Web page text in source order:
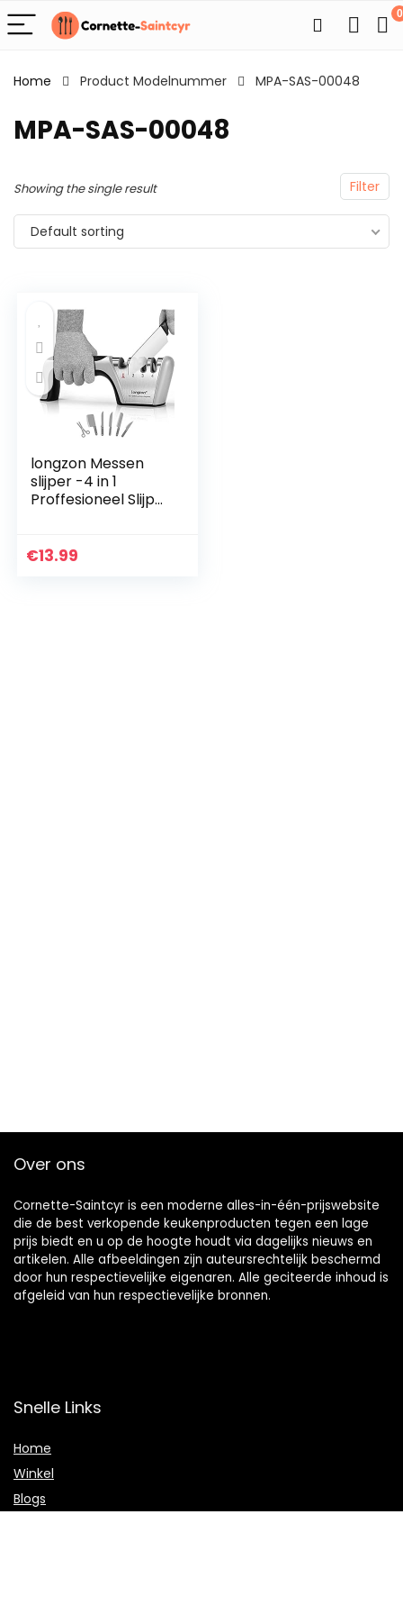
0
Home Product Modelnummer MPA-SAS-00048
MPA-SAS-00048
Filter
Showing the single result
Default sorting
longzon Messen
slijper -4 in 1
Proffesioneel Slijper
Slijpkoppen voor
€13.99
Over ons
Cornette-Saintcyr is een moderne alles-in-één-prijswebsite
die de best verkopende keukenproducten tegen een lage
prijs biedt en u op de hoogte houdt via dagelijks nieuws en
artikelen. Alle afbeeldingen zijn auteursrechtelijk beschermd
door hun respectievelijke eigenaren. Alle geciteerde inhoud is
afgeleid van hun respectievelijke bronnen.
Snelle Links
Home
Winkel
Blogs